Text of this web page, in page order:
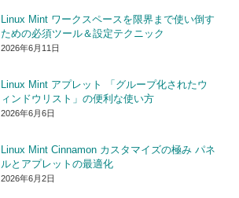
Linux Mint ワークスペースを限界まで使い倒す
ための必須ツール＆設定テクニック
2026年6月11日
Linux Mint アプレット 「グループ化されたウ
ィンドウリスト」の便利な使い方
2026年6月6日
Linux Mint Cinnamon カスタマイズの極み パネ
ルとアプレットの最適化
2026年6月2日